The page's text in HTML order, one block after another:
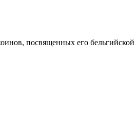
посвященных его бельгийской